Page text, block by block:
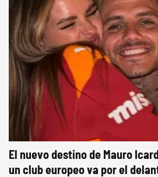
El nuevo destino de Mauro
un club europeo va por el